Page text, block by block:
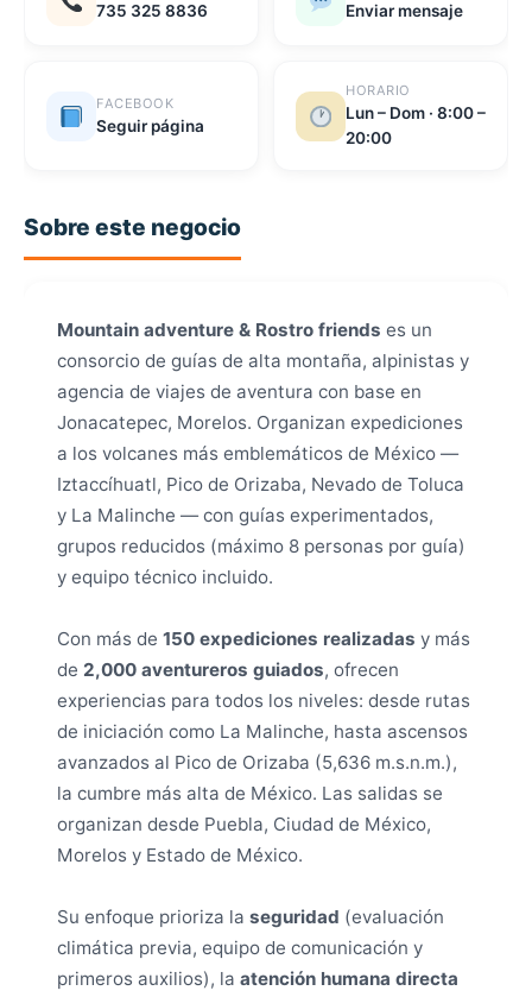
735 325 8836 Enviar mensaje
FACEBOOK
Seguir página
HORARIO
Lun – Dom · 8:00 –
20:00
Sobre este negocio
Mountain adventure & Rostro friends es un
consorcio de guías de alta montaña, alpinistas y
agencia de viajes de aventura con base en
Jonacatepec, Morelos. Organizan expediciones
a los volcanes más emblemáticos de México —
Iztaccíhuatl, Pico de Orizaba, Nevado de Toluca
y La Malinche — con guías experimentados,
grupos reducidos (máximo 8 personas por guía)
y equipo técnico incluido.
Con más de 150 expediciones realizadas y más
de 2,000 aventureros guiados, ofrecen
experiencias para todos los niveles: desde rutas
de iniciación como La Malinche, hasta ascensos
avanzados al Pico de Orizaba (5,636 m.s.n.m.),
la cumbre más alta de México. Las salidas se
organizan desde Puebla, Ciudad de México,
Morelos y Estado de México.
Su enfoque prioriza la seguridad (evaluación
climática previa, equipo de comunicación y
primeros auxilios), la atención humana directa